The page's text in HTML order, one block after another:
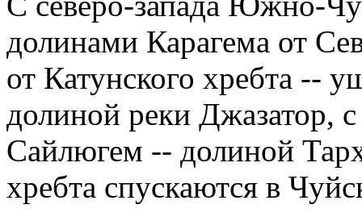
долинами Карагема от
от Катунского хребта --
долиной реки Джазатор,
Сайлюгем -- долиной
хребта спускаются в